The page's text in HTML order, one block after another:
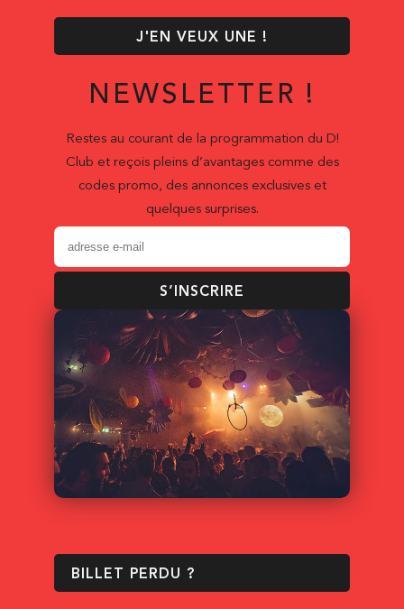
J'EN VEUX UNE !
NEWSLETTER !
Restes au courant de la programmation du D!
Club et reçois pleins d’avantages comme des
codes promo, des annonces exclusives et
quelques surprises.
S’INSCRIRE
BILLET PERDU ?